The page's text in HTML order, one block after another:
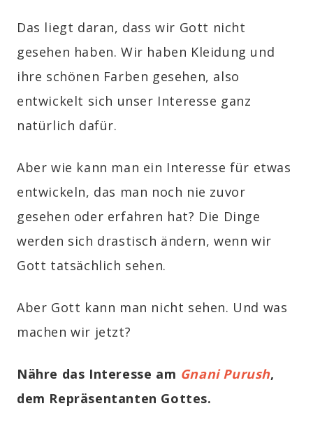
Das liegt daran, dass wir Gott nicht
gesehen haben. Wir haben Kleidung und
ihre schönen Farben gesehen, also
entwickelt sich unser Interesse ganz
natürlich dafür.
Aber wie kann man ein Interesse für etwas
entwickeln, das man noch nie zuvor
gesehen oder erfahren hat? Die Dinge
werden sich drastisch ändern, wenn wir
Gott tatsächlich sehen.
Aber Gott kann man nicht sehen. Und was
machen wir jetzt?
Nähre das Interesse am Gnani Purush,
dem Repräsentanten Gottes.